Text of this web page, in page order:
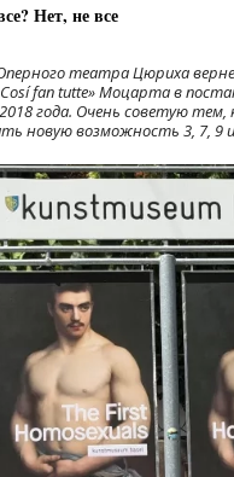
Нет, не все
театра Цюриха
fan tutte» Моцарта в
года. Очень советую тем,
новую возможность 3, 7, 9